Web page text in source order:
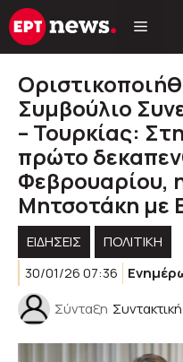
Μετάβαση
σε
Συμβούλιο
– Τουρκίας:
πρώτο
Φεβρουαρίου,
Μητσοτάκη με
ΕΙΔΗΣΕΙΣ
ΠΟΛΙΤΙΚΉ
30/01/26 07:36
Σύνταξη